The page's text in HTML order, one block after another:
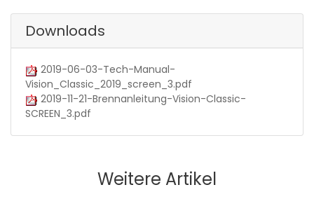
Downloads
2019-06-03-Tech-Manual-
Vision_Classic_2019_screen_3.pdf
2019-11-21-Brennanleitung-Vision-Classic-
SCREEN_3.pdf
Weitere Artikel